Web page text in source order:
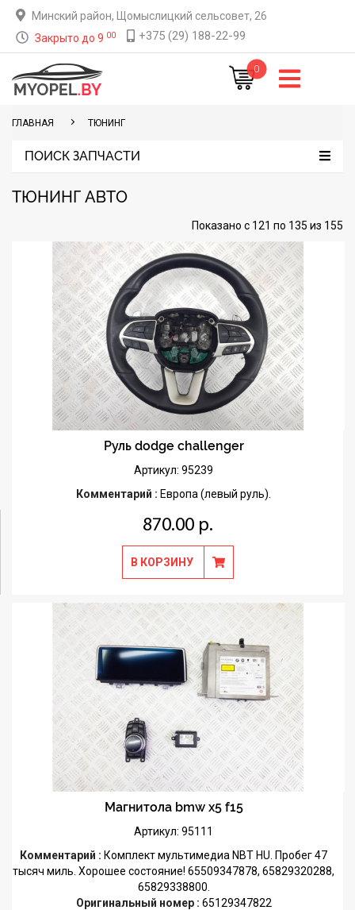
Минский район, Щомыслицкий сельсовет, 26
Закрыто до 9 00 +375 (29) 188-22-99
0
ГЛАВНАЯ TЮНИНГ
ПОИСК ЗАПЧАСТИ
ТЮНИНГ АВТО
Показано с 121 по 135 из 155
Руль dodge challenger
Артикул: 95239
Комментарий : Европа (левый руль).
870.00 р.
В КОРЗИНУ
Магнитола bmw x5 f15
Артикул: 95111
Комментарий : Комплект мультимедиа NBT HU. Пробег 47
тысяч миль. Хорошее состояние! 65509347878, 65829320288,
65829338800.
Оригинальный номер : 65129347822